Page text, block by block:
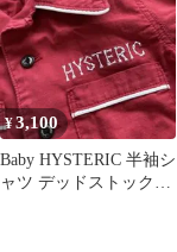
¥3,100
Baby HYSTERIC 半袖シ
ャツ デッドストック